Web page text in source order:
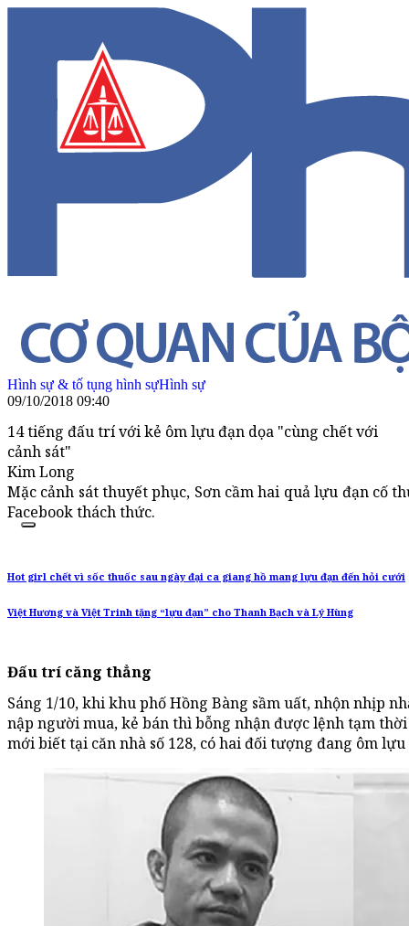
Hình sự & tố tụng hình sựHình sự
09/10/2018 09:40
14 tiếng đấu trí với kẻ ôm lựu đạn dọa "cùng chết với
cảnh sát"
Kim Long
Mặc cảnh sát thuyết phục, Sơn cầm hai quả lựu đạn cố
Facebook thách thức.
Hot girl chết vì sốc thuốc sau ngày đại ca giang hồ mang lựu đạn đến hỏi cưới
Việt Hương và Việt Trinh tặng “lựu đạn” cho Thanh Bạch và Lý Hùng
Đấu trí căng thẳng
Sáng 1/10, khi khu phố Hồng Bàng sầm uất, nhộn nhịp
nập người mua, kẻ bán thì bỗng nhận được lệnh tạm
mới biết tại căn nhà số 128, có hai đối tượng đang ôm